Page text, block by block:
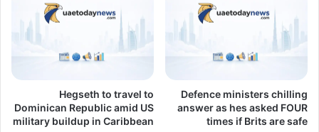
Defence ministers chilling
answer as hes asked FOUR
times if Brits are safe
Hegseth to travel to
Dominican Republic amid US
military buildup in Caribbean